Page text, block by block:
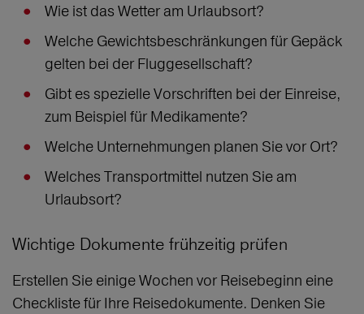
Wie ist das Wetter am Urlaubsort?
Welche Gewichtsbeschränkungen für Gepäck
gelten bei der Fluggesellschaft?
Gibt es spezielle Vorschriften bei der Einreise,
zum Beispiel für Medikamente?
Welche Unternehmungen planen Sie vor Ort?
Welches Transportmittel nutzen Sie am
Urlaubsort?
Wichtige Dokumente frühzeitig prüfen
Erstellen Sie einige Wochen vor Reisebeginn eine
Checkliste für Ihre Reisedokumente. Denken Sie